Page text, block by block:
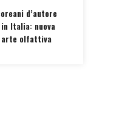
d’autore
Italia: nuova
arte olfattiva